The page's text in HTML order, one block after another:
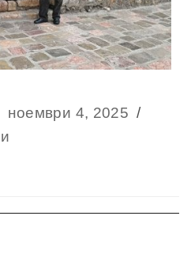
ноември 4, 2025